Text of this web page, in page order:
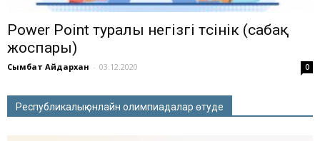
Power Point туралы негізгі түсінік (сабақ
жоспары)
Сымбат Айдархан - 03.12.2020 0
Республикалық онлайн олимпиадалар өтуде